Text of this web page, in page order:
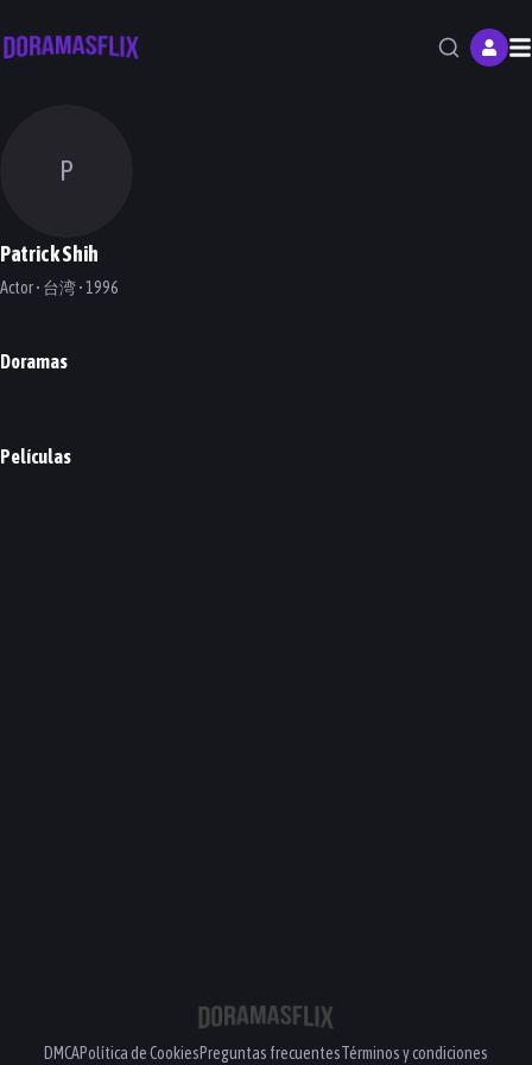
P
Patrick Shih
Actor • 台湾 • 1996
Doramas
First Love Again
Películas
Someday or One Day
DMCAPolítica de CookiesPreguntas frecuentesTérminos y condiciones